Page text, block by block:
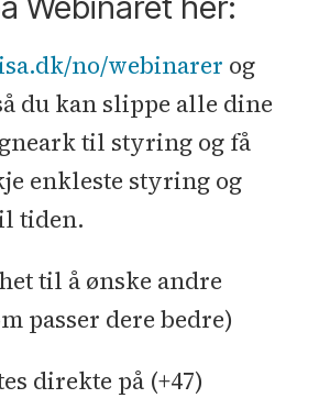
no/webinarer og
du kan slippe alle dine
til styring og få
enkleste styring og
tiden.
til å ønske andre
passer dere bedre)
direkte på (+47)